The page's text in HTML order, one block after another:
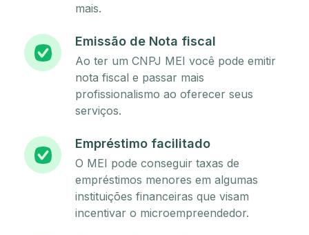
mais.
Emissão de Nota fiscal
Ao ter um CNPJ MEI você pode emitir
nota fiscal e passar mais
profissionalismo ao oferecer seus
serviços.
Empréstimo facilitado
O MEI pode conseguir taxas de
empréstimos menores em algumas
instituições financeiras que visam
incentivar o microempreendedor.